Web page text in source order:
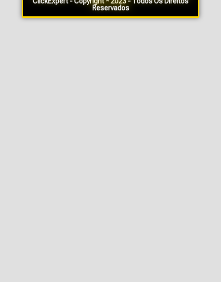
Reservados